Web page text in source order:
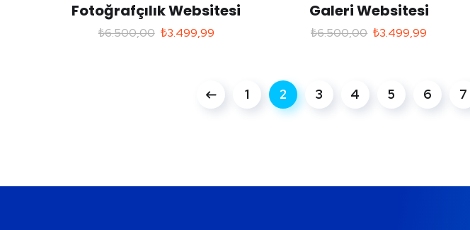
Fotoğrafçılık Websitesi
₺6.500,00 ₺3.499,99
Galeri Websitesi
₺6.500,00 ₺3.499,99
1 2 3 4 5 6 7